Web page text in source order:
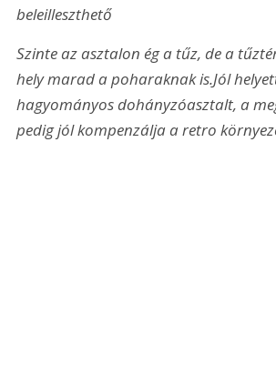
beleilleszthető
Szinte az asztalon ég a tűz, de a
hely marad a poharaknak is.Jól
hagyományos dohányzóasztalt, a
pedig jól kompenzálja a retro